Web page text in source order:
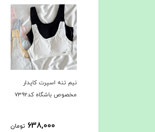
نیم تنه اسپرت کاپدار
مخصوص باشگاه کد۷۳۹۲
638,000 تومان